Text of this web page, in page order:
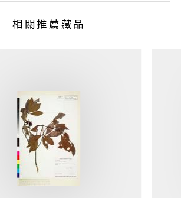
相關推薦藏品